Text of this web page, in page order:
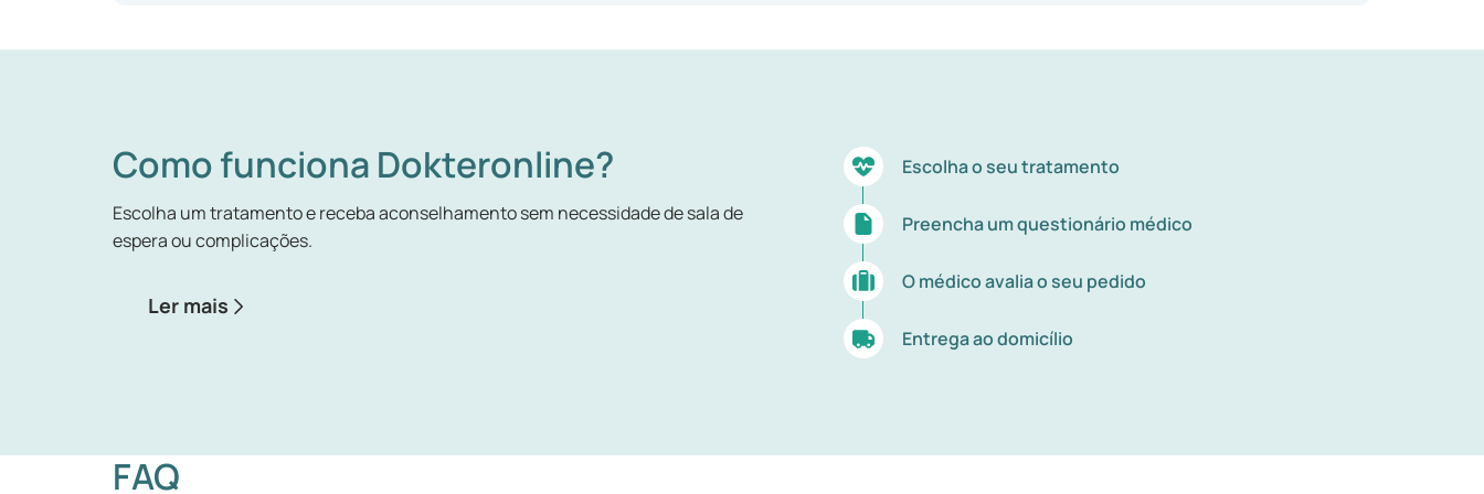
Como funciona Dokteronline?
Escolha um tratamento e receba aconselhamento sem necessidade de sala de
espera ou complicações.
Ler mais
Escolha o seu tratamento
Preencha um questionário médico
O médico avalia o seu pedido
Entrega ao domicílio
FAQ